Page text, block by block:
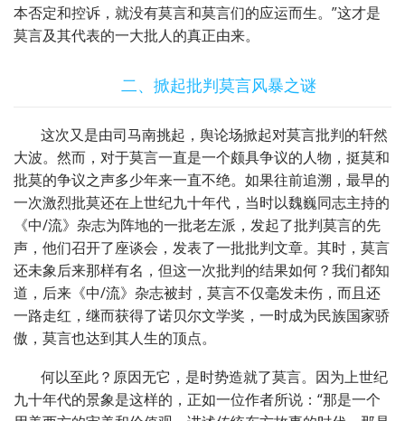
本否定和控诉，就没有莫言和莫言们的应运而生。”这才是
莫言及其代表的一大批人的真正由来。
二、掀起批判莫言风暴之谜
这次又是由司马南挑起，舆论场掀起对莫言批判的轩然
大波。然而，对于莫言一直是一个颇具争议的人物，挺莫和
批莫的争议之声多少年来一直不绝。如果往前追溯，最早的
一次激烈批莫还在上世纪九十年代，当时以魏巍同志主持的
《中/流》杂志为阵地的一批老左派，发起了批判莫言的先
声，他们召开了座谈会，发表了一批批判文章。其时，莫言
还未象后来那样有名，但这一次批判的结果如何？我们都知
道，后来《中/流》杂志被封，莫言不仅毫发未伤，而且还
一路走红，继而获得了诺贝尔文学奖，一时成为民族国家骄
傲，莫言也达到其人生的顶点。
何以至此？原因无它，是时势造就了莫言。因为上世纪
九十年代的景象是这样的，正如一位作者所说：“那是一个